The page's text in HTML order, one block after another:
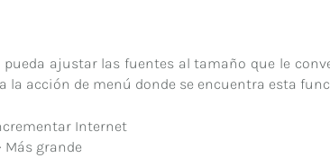
ajustar las fuentes al tamaño que le
la acción de menú donde se encuentra esta
Internet
Más grande